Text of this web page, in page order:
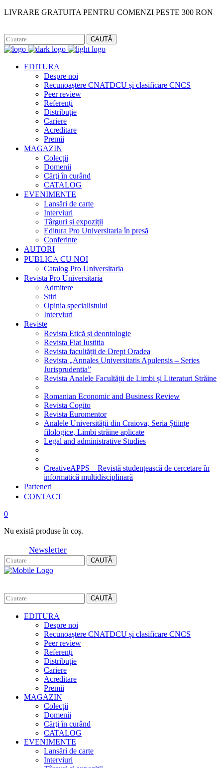
LIVRARE GRATUITA PENTRU COMENZI PESTE 300 RON
CAUTĂ
EDITURA
Despre noi
Recunoaștere CNATDCU și clasificare CNCS
Peer review
Referenți
Distribuție
Cariere
Acreditare
Premii
MAGAZIN
Colecții
Domenii
Cărţi în curând
CATALOG
EVENIMENTE
Lansări de carte
Interviuri
Târguri și expoziții
Editura Pro Universitaria în presă
Conferințe
AUTORI
PUBLICĂ CU NOI
Catalog Pro Universitaria
Revista Pro Universitaria
Admitere
Știri
Opinia specialistului
Interviuri
Reviste
Revista Etică și deontologie
Revista Fiat Iustitia
Revista facultății de Drept Oradea
Revista „Annales Universitatis Apulensis – Series
Jurisprudentia”
Revista Analele Facultăţii de Limbi și Literaturi Străine
Romanian Economic and Business Review
Revista Cogito
Revista Euromentor
Analele Universității din Craiova, Seria Științe
filologice, Limbi străine aplicate
Legal and administrative Studies
CreativeAPPS – Revistă studențească de cercetare în
informatică multidisciplinară
Parteneri
CONTACT
0
Nu există produse în coș.
Newsletter
CAUTĂ
CAUTĂ
EDITURA
Despre noi
Recunoaștere CNATDCU și clasificare CNCS
Peer review
Referenți
Distribuție
Cariere
Acreditare
Premii
MAGAZIN
Colecții
Domenii
Cărţi în curând
CATALOG
EVENIMENTE
Lansări de carte
Interviuri